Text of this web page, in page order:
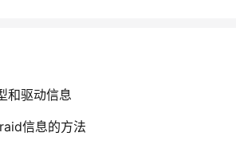
和驱动信息
信息的方法